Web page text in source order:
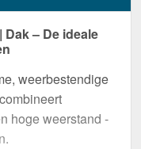
Dak – De ideale
weerbestendige
hoge weerstand -